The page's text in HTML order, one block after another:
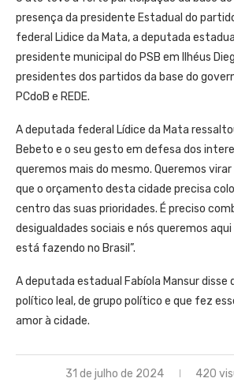
presença da presidente Estadual do
federal Lidice da Mata, a deputada
presidente municipal do PSB em Ilhéus
presidentes dos partidos da base do
PCdoB e REDE.
A deputada federal Lídice da Mata
Bebeto e o seu gesto em defesa dos
queremos mais do mesmo. Queremos
que o orçamento desta cidade precisa
centro das suas prioridades. É preciso
desigualdades sociais e nós queremos
está fazendo no Brasil”.
A deputada estadual Fabíola Mansur disse
político leal, de grupo político e que fez
amor à cidade.
31 de julho de 2024 420